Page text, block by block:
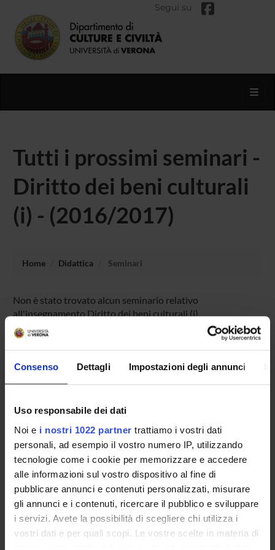
Consenso Dettagli Impostazioni degli annunci
Uso responsabile dei dati
Noi e i nostri 1022 partner trattiamo i vostri dati
personali, ad esempio il vostro numero IP, utilizzando
tecnologie come i cookie per memorizzare e accedere
alle informazioni sul vostro dispositivo al fine di
pubblicare annunci e contenuti personalizzati, misurare
gli annunci e i contenuti, ricercare il pubblico e sviluppare
i servizi. Avete la possibilità di scegliere chi utilizza i
vostri dati e per quali scopi. Le vostre scelte in materia di
privacy sono applicabili solo su questa proprietà digitale
Segui su
Tutti i prossimi seminari -
Diritto dei beni culturali
(i) - (2016/2017)
Home Didattica Seminari
Non è stato trovato alcun seminario relativo
all'insegnamento Diritto dei beni culturali (i).
OFFERTA FORMATIVA
SUPERIORE
Contatti
Persone
Luoghi
Calendario